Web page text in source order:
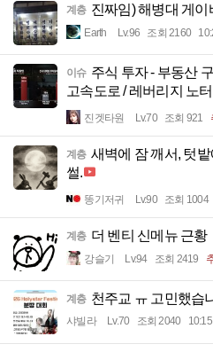
계층 진짜임) 해병대 게이
Earth Lv.96 조회 2160
이슈 주식 투자 - 부동산
고속도로 / 레버리지 노
진겟타원 Lv.70 조회 921
계층 새벽에 잠 깨서, 텃
썰.
똥기저귀 Lv.90 조회 1004
계층 더 벤티 신메뉴 근황
강슬기 Lv.94 조회 2419
계층 천주교 ㅠ 고민했습
샤빌라 Lv.70 조회 2040 10:15